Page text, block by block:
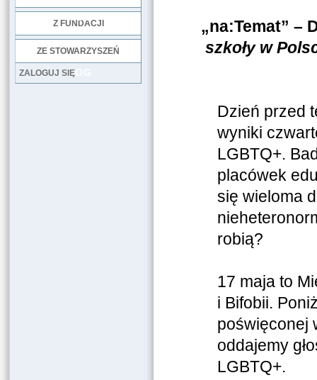
Z FUNDACJI
ZE STOWARZYSZEŃ
LOG
ZALOGUJ SIĘ
„na:Temat” –
szkoły w
Dzień przed
wyniki
LGBTQ+.
placówek
się wieloma
robią?
17 maja to
i Bifobii.
poświęconej
oddajemy
LGBTQ+.